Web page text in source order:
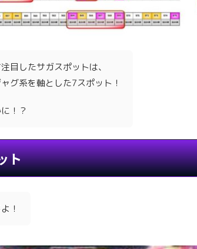
目したサガスポットは、
グ系を軸とした7スポット！
！？
ト
！